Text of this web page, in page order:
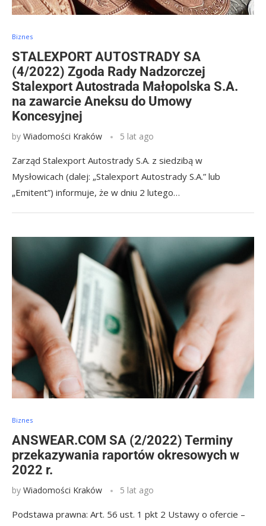
Biznes
STALEXPORT AUTOSTRADY SA
(4/2022) Zgoda Rady Nadzorczej
Stalexport Autostrada Małopolska S.A.
na zawarcie Aneksu do Umowy
Koncesyjnej
by Wiadomości Kraków 5 lat ago
Zarząd Stalexport Autostrady S.A. z siedzibą w
Mysłowicach (dalej: „Stalexport Autostrady S.A.” lub
„Emitent”) informuje, że w dniu 2 lutego…
Biznes
ANSWEAR.COM SA (2/2022) Terminy
przekazywania raportów okresowych w
2022 r.
by Wiadomości Kraków 5 lat ago
Podstawa prawna: Art. 56 ust. 1 pkt 2 Ustawy o ofercie –